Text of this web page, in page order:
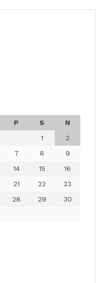
P S
N
1
2
7 8
9
14 15
16
21 22
23
28 29
30